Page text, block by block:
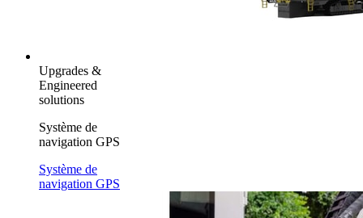
Upgrades &
Engineered
solutions
Système de
navigation GPS
Système de
navigation GPS